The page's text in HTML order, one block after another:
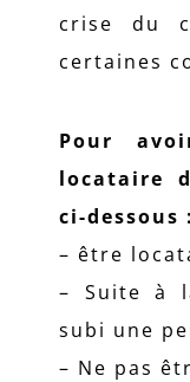
crise du
certaines
Pour
locataire
ci-dessous :
– être
– Suite à
subi une
– Ne pas